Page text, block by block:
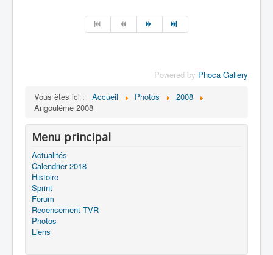
Powered by Phoca Gallery
Vous êtes ici :
Accueil Photos
2008
Angoulême 2008
Menu principal
Actualités
Calendrier 2018
Histoire
Sprint
Forum
Recensement TVR
Photos
Liens